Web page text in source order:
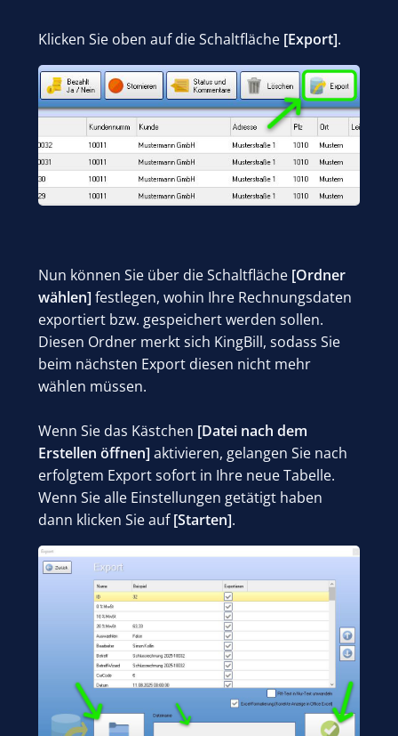
Klicken Sie oben auf die Schaltfläche [Export].
Nun können Sie über die Schaltfläche [Ordner
wählen] festlegen, wohin Ihre Rechnungsdaten
exportiert bzw. gespeichert werden sollen.
Diesen Ordner merkt sich KingBill, sodass Sie
beim nächsten Export diesen nicht mehr
wählen müssen.
Wenn Sie das Kästchen [Datei nach dem
Erstellen öffnen] aktivieren, gelangen Sie nach
erfolgtem Export sofort in Ihre neue Tabelle.
Wenn Sie alle Einstellungen getätigt haben
dann klicken Sie auf[Starten].